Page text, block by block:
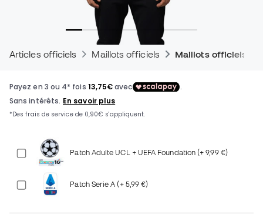
Articles officiels Maillots officiels Maillots officiels de
Patch Adulte UCL + UEFA Foundation (+ 9,99 €)
Patch Serie A (+ 5,99 €)